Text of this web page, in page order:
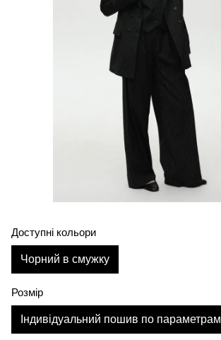
Доступні кольори
Чорний в смужку
Розмір
Індивідуальний пошив по параметрам